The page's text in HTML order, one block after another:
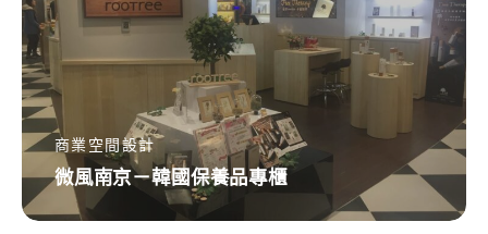
－
韓
國
保
養
品
專
商業空間設計
微風南京－韓國保養品專櫃